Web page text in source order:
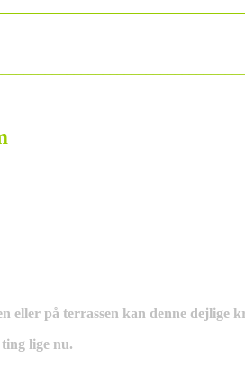
eller på terrassen kan denne dejlige
lige nu.